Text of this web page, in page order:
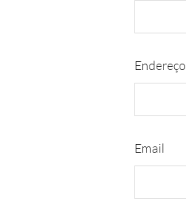
Endereço
Email